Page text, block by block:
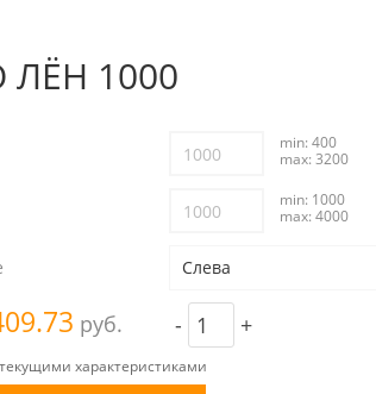
ЛЁН 1000
min: 400
max: 3200
min: 1000
max: 4000
Слева
руб. - +
характеристиками